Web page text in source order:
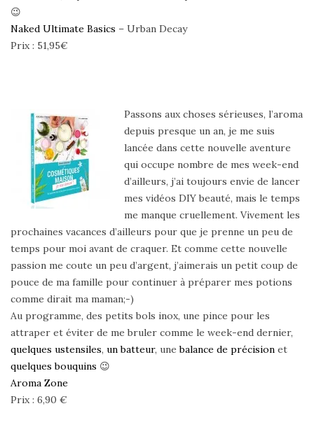
😉
Naked Ultimate Basics – Urban Decay
Prix : 51,95€
Passons aux choses sérieuses, l’aroma
depuis presque un an, je me suis
lancée dans cette nouvelle aventure
qui occupe nombre de mes week-end
d’ailleurs, j’ai toujours envie de lancer
mes vidéos DIY beauté, mais le temps
me manque cruellement. Vivement les
prochaines vacances d’ailleurs pour que je prenne un peu de
temps pour moi avant de craquer. Et comme cette nouvelle
passion me coute un peu d’argent, j’aimerais un petit coup de
pouce de ma famille pour continuer à préparer mes potions
comme dirait ma maman;-)
Au programme, des petits bols inox, une pince pour les
attraper et éviter de me bruler comme le week-end dernier,
quelques ustensiles, un batteur, unebalance de précision et
quelques bouquins 😉
Aroma Zone
Prix : 6,90 €